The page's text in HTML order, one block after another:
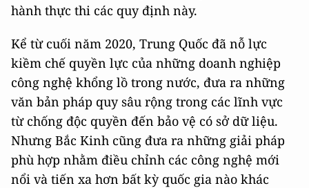
hành thực thi các quy định này.
Kể từ cuối năm 2020, Trung Quốc đã nỗ lực
kiềm chế quyền lực của những doanh nghiệp
công nghệ khổng lồ trong nước, đưa ra những
văn bản pháp quy sâu rộng trong các lĩnh vực
từ chống độc quyền đến bảo vệ có sở dữ liệu.
Nhưng Bắc Kinh cũng đưa ra những giải pháp
phù hợp nhằm điều chỉnh các công nghệ mới
nổi và tiến xa hơn bất kỳ quốc gia nào khác